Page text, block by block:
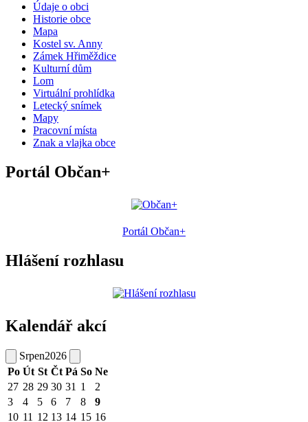
Údaje o obci
Historie obce
Mapa
Kostel sv. Anny
Zámek Hřiměždice
Kulturní dům
Lom
Virtuální prohlídka
Letecký snímek
Mapy
Pracovní místa
Znak a vlajka obce
Portál Občan+
Portál Občan+
Hlášení rozhlasu
Kalendář akcí
Srpen2026
Po Út St Čt Pá So Ne
27 28 29 30 31 1
2
3
4 5 6 7 8
9
10 11 12 13 14 15 16